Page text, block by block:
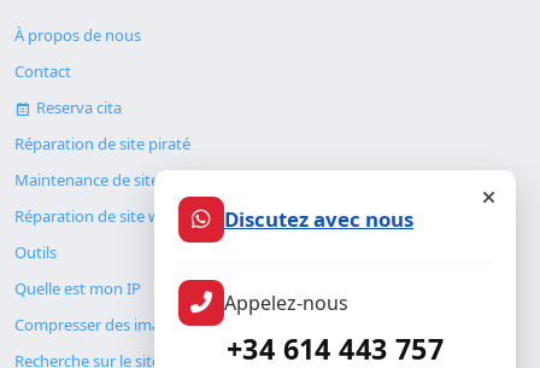
À propos de nous
Contact
Reserva cita
Réparation de site piraté
Maintenance de site web
Réparation de site web
Outils
Quelle est mon IP
Compresser des images
Recherche sur le site
Discutez avec nous
Appelez-nous
+34 614 443 757